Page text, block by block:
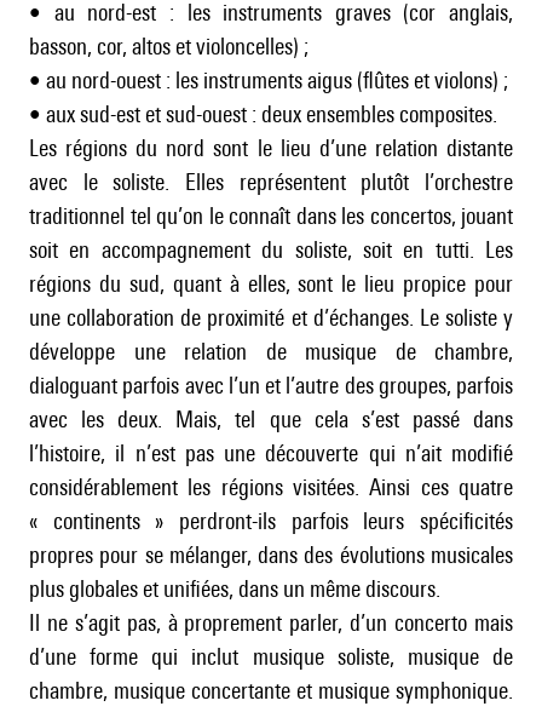
• au nord-est : les instruments graves (cor anglais,
basson, cor, altos et violoncelles) ;
• au nord-ouest : les instruments aigus (flûtes et violons) ;
• aux sud-est et sud-ouest : deux ensembles composites.
Les régions du nord sont le lieu d’une relation distante
avec le soliste. Elles représentent plutôt l’orchestre
traditionnel tel qu’on le connaît dans les concertos, jouant
soit en accompagnement du soliste, soit en tutti. Les
régions du sud, quant à elles, sont le lieu propice pour
une collaboration de proximité et d’échanges. Le soliste y
développe une relation de musique de chambre,
dialoguant parfois avec l’un et l’autre des groupes, parfois
avec les deux. Mais, tel que cela s’est passé dans
l’histoire, il n’est pas une découverte qui n’ait modifié
considérablement les régions visitées. Ainsi ces quatre
« continents » perdront-ils parfois leurs spécificités
propres pour se mélanger, dans des évolutions musicales
plus globales et unifiées, dans un même discours.
Il ne s’agit pas, à proprement parler, d’un concerto mais
d’une forme qui inclut musique soliste, musique de
chambre, musique concertante et musique symphonique.